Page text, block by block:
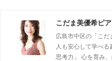
こだま美優希ピ
広島市中区の「こ
人も安心して学べ
思考力」 心を育み